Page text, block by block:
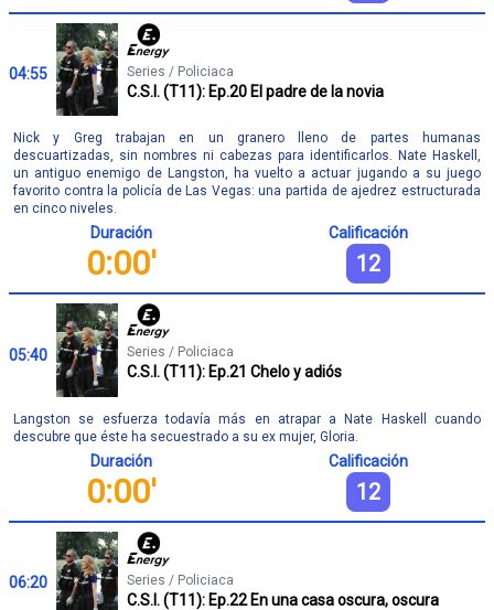
04:55 Series / Policiaca
C.S.I. (T11): Ep.20 El padre de la novia
Nick y Greg trabajan en un granero lleno de partes humanas
descuartizadas, sin nombres ni cabezas para identificarlos. Nate Haskell,
un antiguo enemigo de Langston, ha vuelto a actuar jugando a su juego
favorito contra la policía de Las Vegas: una partida de ajedrez estructurada
en cinco niveles.
Duración
0:00'
Calificación
12
05:40 Series / Policiaca
C.S.I. (T11): Ep.21 Chelo y adiós
Langston se esfuerza todavía más en atrapar a Nate Haskell cuando
descubre que éste ha secuestrado a su ex mujer, Gloria.
Duración
0:00'
Calificación
12
06:20 Series / Policiaca
C.S.I. (T11): Ep.22 En una casa oscura, oscura